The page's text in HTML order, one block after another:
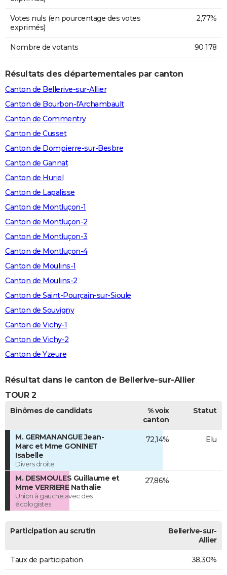
Votes nuls (en pourcentage des votes
exprimés)
2,77%
Nombre de votants 90 178
Résultats des départementales par canton
Canton de Bellerive-sur-Allier
Canton de Bourbon-l'Archambault
Canton de Commentry
Canton de Cusset
Canton de Dompierre-sur-Besbre
Canton de Gannat
Canton de Huriel
Canton de Lapalisse
Canton de Montluçon-1
Canton de Montluçon-2
Canton de Montluçon-3
Canton de Montluçon-4
Canton de Moulins-1
Canton de Moulins-2
Canton de Saint-Pourçain-sur-Sioule
Canton de Souvigny
Canton de Vichy-1
Canton de Vichy-2
Canton de Yzeure
Résultat dans le canton de Bellerive-sur-Allier
TOUR 2
Binômes de candidats
% voix
canton
Statut
M. GERMANANGUE Jean-
Marc et Mme GONINET
Isabelle
Divers droite
72,14% Elu
M. DESMOULES Guillaume et
Mme VERRIERE Nathalie
Union à gauche avec des
écologistes
27,86%
Participation au scrutin
Bellerive-sur-
Allier
Taux de participation 38,30%